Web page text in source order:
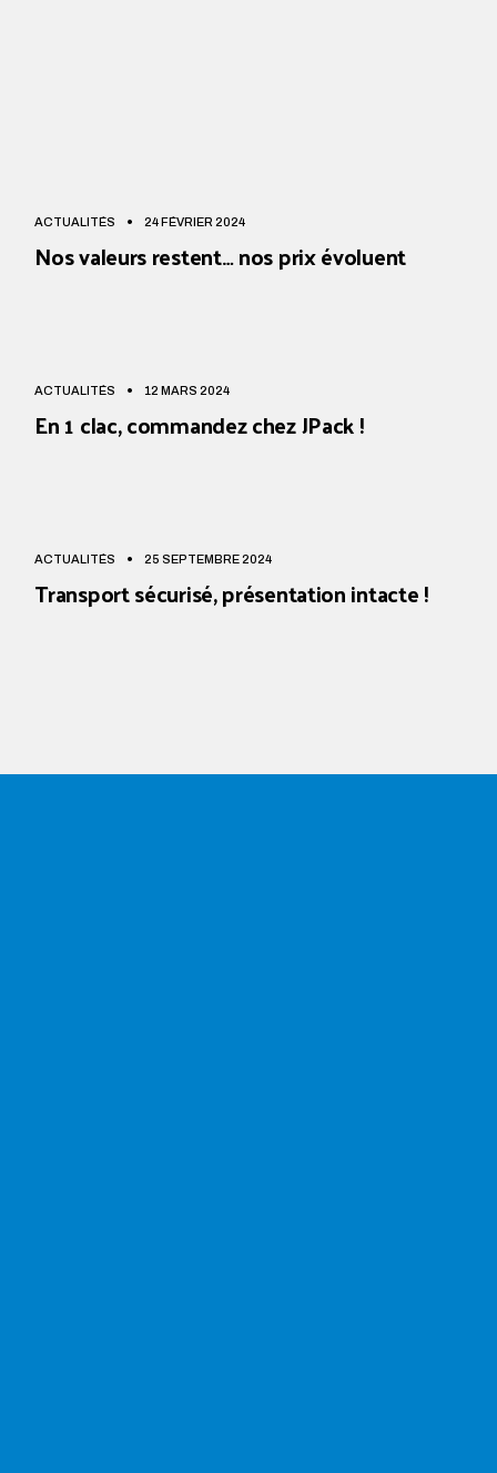
ACTUALITÉS 24 FÉVRIER 2024
Nos valeurs restent… nos prix évoluent
ACTUALITÉS 12 MARS 2024
En 1 clac, commandez chez JPack !
ACTUALITÉS 25 SEPTEMBRE 2024
Transport sécurisé, présentation intacte !